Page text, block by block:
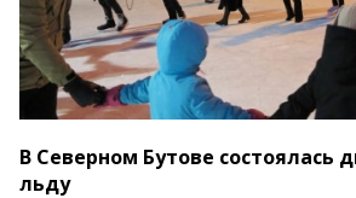
В Северном Бутове состоялась
льду